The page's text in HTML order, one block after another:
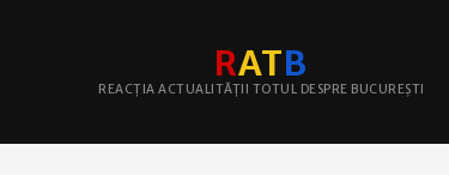
RATB
REACȚIA ACTUALITĂȚII TOTUL DESPRE BUCUREȘTI